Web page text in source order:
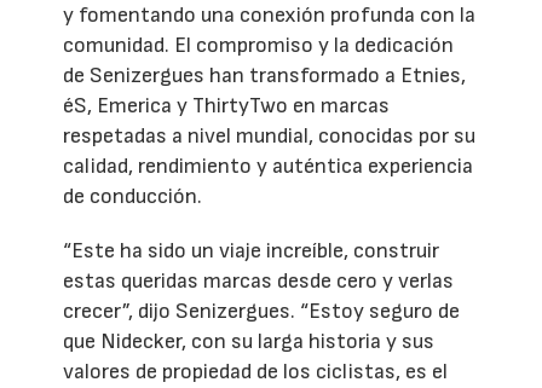
y fomentando una conexión profunda con la
comunidad. El compromiso y la dedicación
de Senizergues han transformado a Etnies,
éS, Emerica y ThirtyTwo en marcas
respetadas a nivel mundial, conocidas por su
calidad, rendimiento y auténtica experiencia
de conducción.
“Este ha sido un viaje increíble, construir
estas queridas marcas desde cero y verlas
crecer”, dijo Senizergues. “Estoy seguro de
que Nidecker, con su larga historia y sus
valores de propiedad de los ciclistas, es el